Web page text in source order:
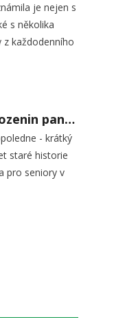
je nejen s
s několika
každodenního
Oslava 101. narozenin paní Věry Skořepové
- krátký
staré historie
pro seniory v